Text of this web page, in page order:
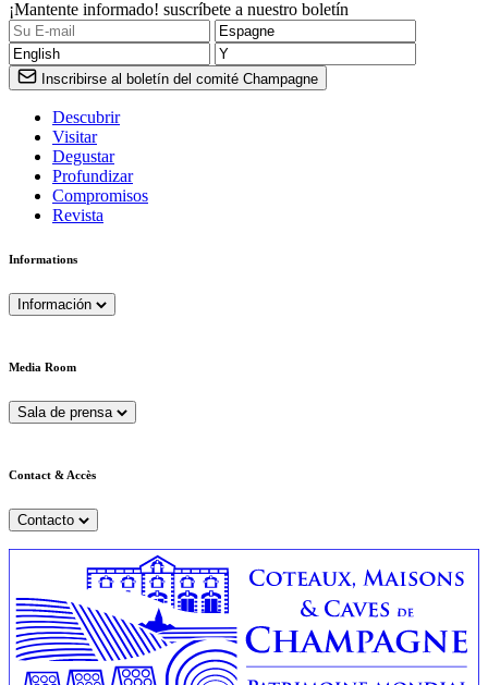
¡Mantente informado! suscríbete a nuestro boletín
Inscribirse al boletín del comité Champagne
Descubrir
Visitar
Degustar
Profundizar
Compromisos
Revista
Informations
Información
Media Room
Sala de prensa
Contact & Accès
Contacto